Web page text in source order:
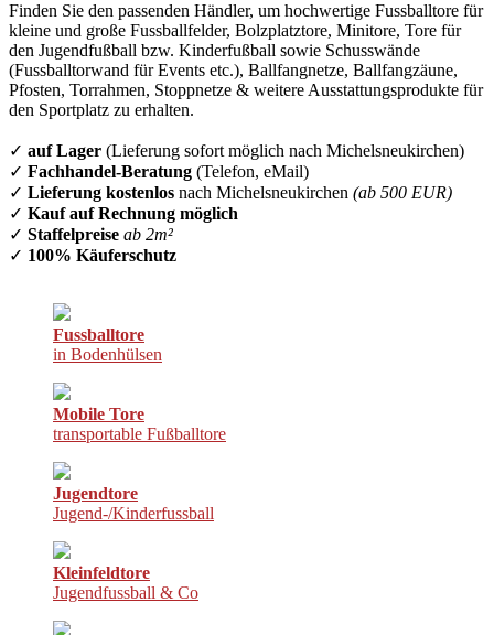
Finden Sie den passenden Händler, um hochwertige Fussballtore für
kleine und große Fussballfelder, Bolzplatztore, Minitore, Tore für
den Jugendfußball bzw. Kinderfußball sowie Schusswände
(Fussballtorwand für Events etc.), Ballfangnetze, Ballfangzäune,
Pfosten, Torrahmen, Stoppnetze & weitere Ausstattungsprodukte für
den Sportplatz zu erhalten.
✓ auf Lager (Lieferung sofort möglich nach Michelsneukirchen)
✓ Fachhandel-Beratung (Telefon, eMail)
✓ Lieferung kostenlos nach Michelsneukirchen (ab 500 EUR)
✓ Kauf auf Rechnung möglich
✓ Staffelpreise ab 2m²
✓ 100% Käuferschutz
Fussballtore
in Bodenhülsen
Mobile Tore
transportable Fußballtore
Jugendtore
Jugend-/Kinderfussball
Kleinfeldtore
Jugendfussball & Co